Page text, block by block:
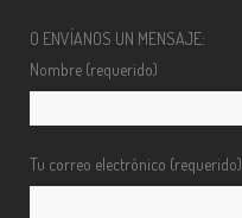
O ENVÍANOS UN MENSAJE:
Nombre (requerido)
Tu correo electrónico (requerido)